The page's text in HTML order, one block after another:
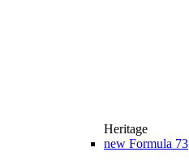
Heritage
new Formula 73